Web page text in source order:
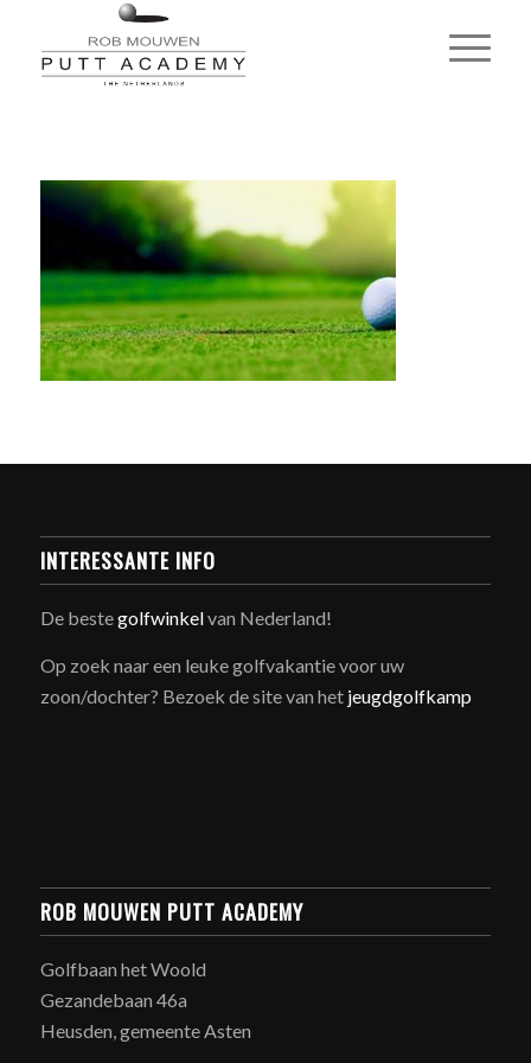
INTERESSANTE INFO
De bestegolfwinkelvan Nederland!
Op zoek naar een leuke golfvakantie voor uw
zoon/dochter? Bezoek de site van hetjeugdgolfkamp
ROB MOUWEN PUTT ACADEMY
Golfbaan het Woold
Gezandebaan 46a
Heusden, gemeente Asten